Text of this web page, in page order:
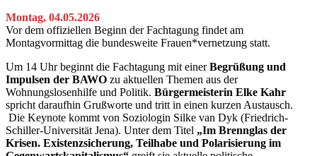
Montag, 04.05.2026
Vor dem offiziellen Beginn der Fachtagung findet am
Montagvormittag die bundesweite Frauen*vernetzung statt.
Um 14 Uhr beginnt die Fachtagung mit einerBegrüßung und
Impulsen der BAWO zu aktuellen Themen aus der
Wohnungslosenhilfe und Politik. Bürgermeisterin Elke Kahr
spricht daraufhin Grußworte und tritt in einen kurzen Austausch.
Die Keynote kommt von Soziologin Silke van Dyk (Friedrich-
Schiller-Universität Jena). Unter dem Titel „Im Brennglas der
Krisen. Existenzsicherung, Teilhabe und Polarisierung im